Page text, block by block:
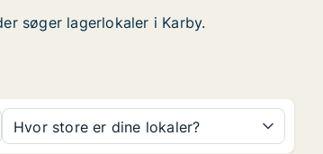
søger lagerlokaler i Karby.
Hvor store er dine lokaler?